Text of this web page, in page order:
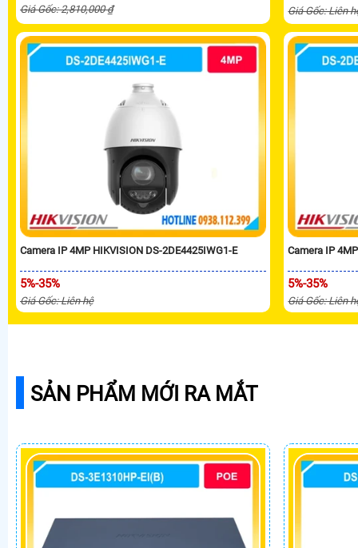
Giá Gốc: 2,810,000 ₫ Giá Gốc: Liên
Camera IP 4MP HIKVISION DS-2DE4425IWG1-E
5%-35%
Giá Gốc: Liên hệ
Camera IP
5%-35%
Giá Gốc: Liên
SẢN PHẨM MỚI RA MẮT